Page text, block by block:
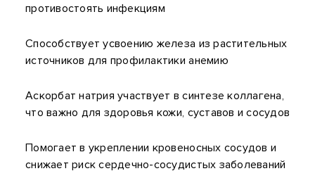
противостоять инфекциям
Способствует усвоению железа из растительных
источников для профилактики анемию
Аскорбат натрия участвует в синтезе коллагена,
что важно для здоровья кожи, суставов и сосудов
Помогает в укреплении кровеносных сосудов и
снижает риск сердечно-сосудистых заболеваний